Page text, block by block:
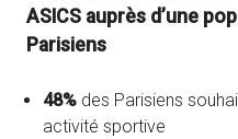
ASICS auprès d’une
Parisiens
48% des Parisiens
activité sportive